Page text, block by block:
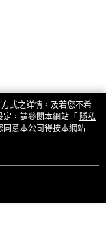
式之詳情，及若您不希
，請參閱本網站「 隱私
意本公司得按本網站使